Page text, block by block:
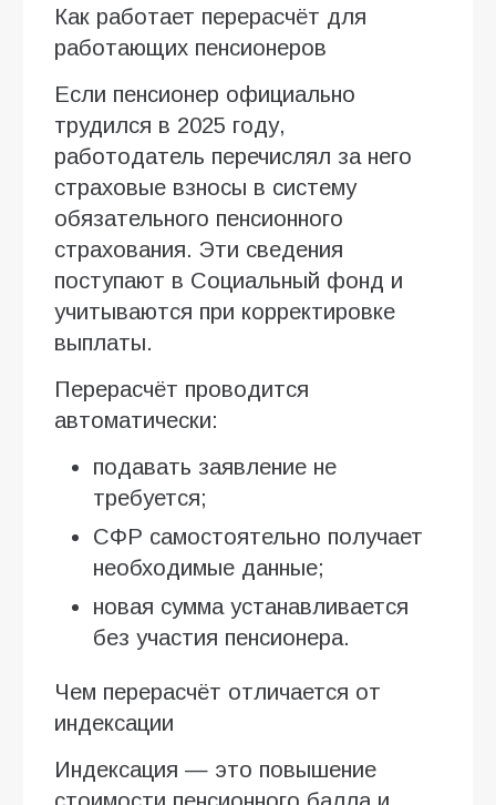
Как работает перерасчёт для
работающих пенсионеров
Если пенсионер официально
трудился в 2025 году,
работодатель перечислял за него
страховые взносы в систему
обязательного пенсионного
страхования. Эти сведения
поступают в Социальный фонд и
учитываются при корректировке
выплаты.
Перерасчёт проводится
автоматически:
подавать заявление не
требуется;
СФР самостоятельно получает
необходимые данные;
новая сумма устанавливается
без участия пенсионера.
Чем перерасчёт отличается от
индексации
Индексация — это повышение
стоимости пенсионного балла и